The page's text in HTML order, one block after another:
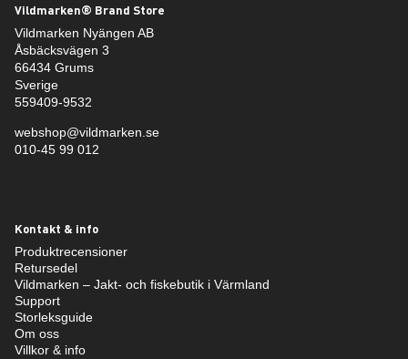
Vildmarken® Brand Store
Vildmarken Nyängen AB
Åsbäcksvägen 3
66434 Grums
Sverige
559409-9532
webshop@vildmarken.se
010-45 99 012
Kontakt & info
Produktrecensioner
Retursedel
Vildmarken – Jakt- och fiskebutik i Värmland
Support
Storleksguide
Om oss
Villkor & info